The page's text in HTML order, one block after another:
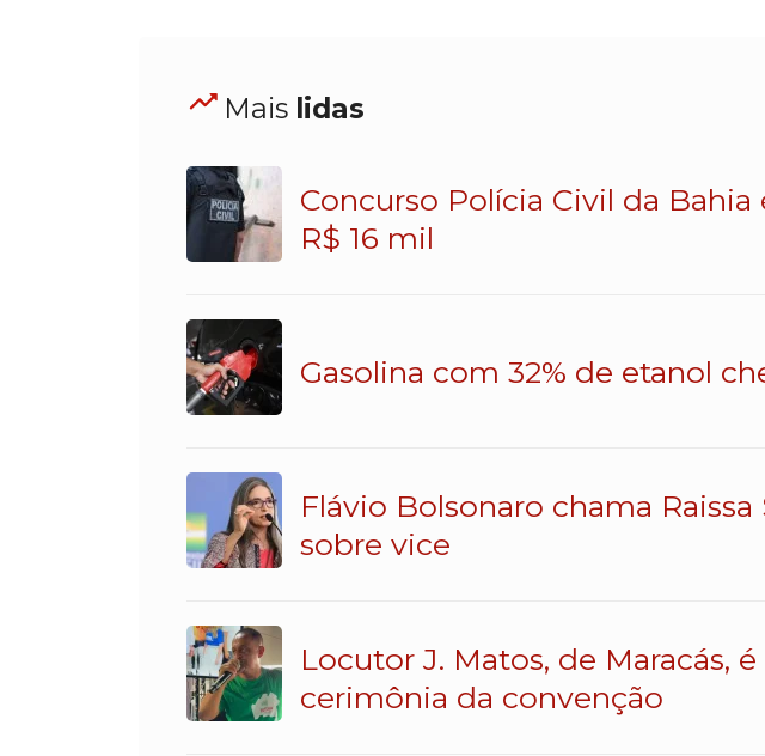
Mais lidas
Concurso Polícia Civil da
R$ 16 mil
Gasolina com 32% de etanol
Flávio Bolsonaro chama Raissa
sobre vice
Locutor J. Matos, de Maracás,
cerimônia da convenção